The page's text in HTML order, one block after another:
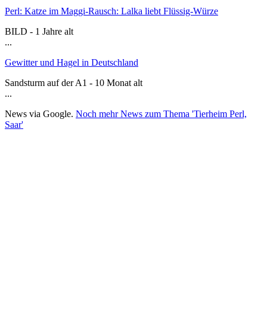
Perl: Katze im Maggi-Rausch: Lalka liebt Flüssig-Würze
BILD - 1 Jahre alt
...
Gewitter und Hagel in Deutschland
Sandsturm auf der A1 - 10 Monat alt
...
News via Google. Noch mehr News zum Thema 'Tierheim Perl,
Saar'